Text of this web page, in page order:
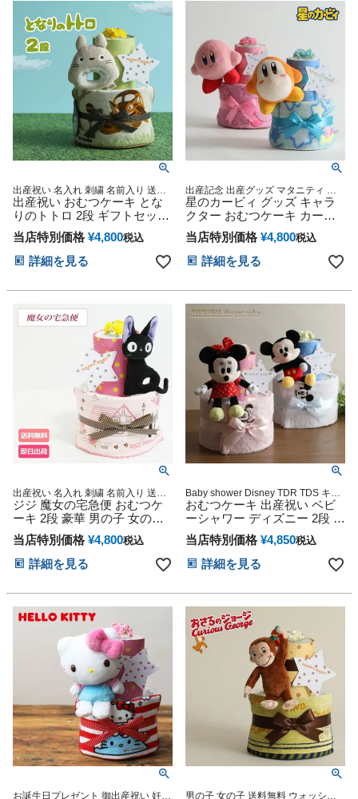
さん お母さん クリスマス ハ
ロウィン バレンタイン 七五
三 初節句 子供の日 人気 収納
五三 初節句 子供の日 ギフト
セット 人気 端午の節句 ひな
出産祝い 名入れ 刺繍 名前入り 送料
無料 ベビーグッズ スタジオジブリ
プレゼント 二馬力 赤ちゃん 男の子
女の子 オムツケーキ ミニタオル イ
ンスタ
出産祝い おむつケーキ とな
りのトトロ 2段 ギフトセット
プレゼント 思い出 赤ちゃん
子供 出産 マタニティ フォト
パパ ママ ベイビー お父さん
お母さん クリスマス ハロウ
人気 端午の節句 ひな祭り 男
の子 女の子
当店特別価格 ¥4,800税込
詳細を見る
出産記念 出産グッズ マタニティ 妊
婦ママ 御出産祝い 妊娠祝い 誕生日
祝い ハーフバースデー カービィ
星のカービィ グッズ キャラ
クター おむつケーキ カービ
ィ ゲーム ワドルディ ぬいぐ
るみ 2段 出産祝い ベビーグッ
ズ 刺繍 名入れ 名前入り ダイ
パーケーキ 思い出 赤ちゃん
タイン 七五三 初節句 子供の
節句 ひな祭り 男の子 女の子
当店特別価格 ¥4,800税込
詳細を見る
出産祝い 名入れ 刺繍 名前入り 送料
無料 ウォッシュタオル ベビーグッズ
プレゼント
ジジ 魔女の宅急便 おむつケ
ーキ 2段 豪華 男の子 女の子
双子 姉妹 出産祝い
当店特別価格 ¥4,800税込
詳細を見る
Baby shower Disney TDR TDS キャ
ラクター グッズ 出産記念 御出産祝
い 記念日 妊娠祝い
おむつケーキ 出産祝い ベビ
ーシャワー ディズニー 2段 思
い出 赤ちゃん 子供 出産 マタ
ニティ マタニティフォト パ
パ ママ ベイビー お父さん お
母さん クリスマス ハロウィ
気 端午の節句 ひな祭り
当店特別価格 ¥4,850税込
詳細を見る
お誕生日プレゼント 御出産祝い 妊娠 男の子 女の子 送料無料 ウォッシュ